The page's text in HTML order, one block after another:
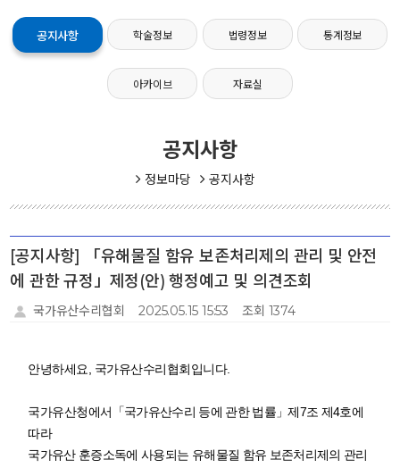
공지사항 학술정보 법령정보 통계정보
아카이브 자료실
공지사항
정보마당 공지사항
[공지사항] 「유해물질 함유 보존처리제의 관리 및 안전
에 관한 규정」제정(안) 행정예고 및 의견조회
국가유산수리협회 2025.05.15 15:53 조회 1374
안녕하세요, 국가유산수리협회입니다.
국가유산청에서 「국가유산수리 등에 관한 법률 」제7조 제4호에
따라
국가유산 훈증소독에 사용되는 유해물질 함유 보존처리제의 관리